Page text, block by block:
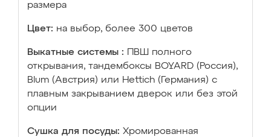
размера
Цвет: на выбор, более 300 цветов
Выкатные системы :
ПВШ полного
открывания, тандембоксы BOYARD (Россия),
Blum (Австрия) или Hettich (Германия) с
плавным закрыванием дверок или без этой
опции
Сушка для посуды: Хромированная